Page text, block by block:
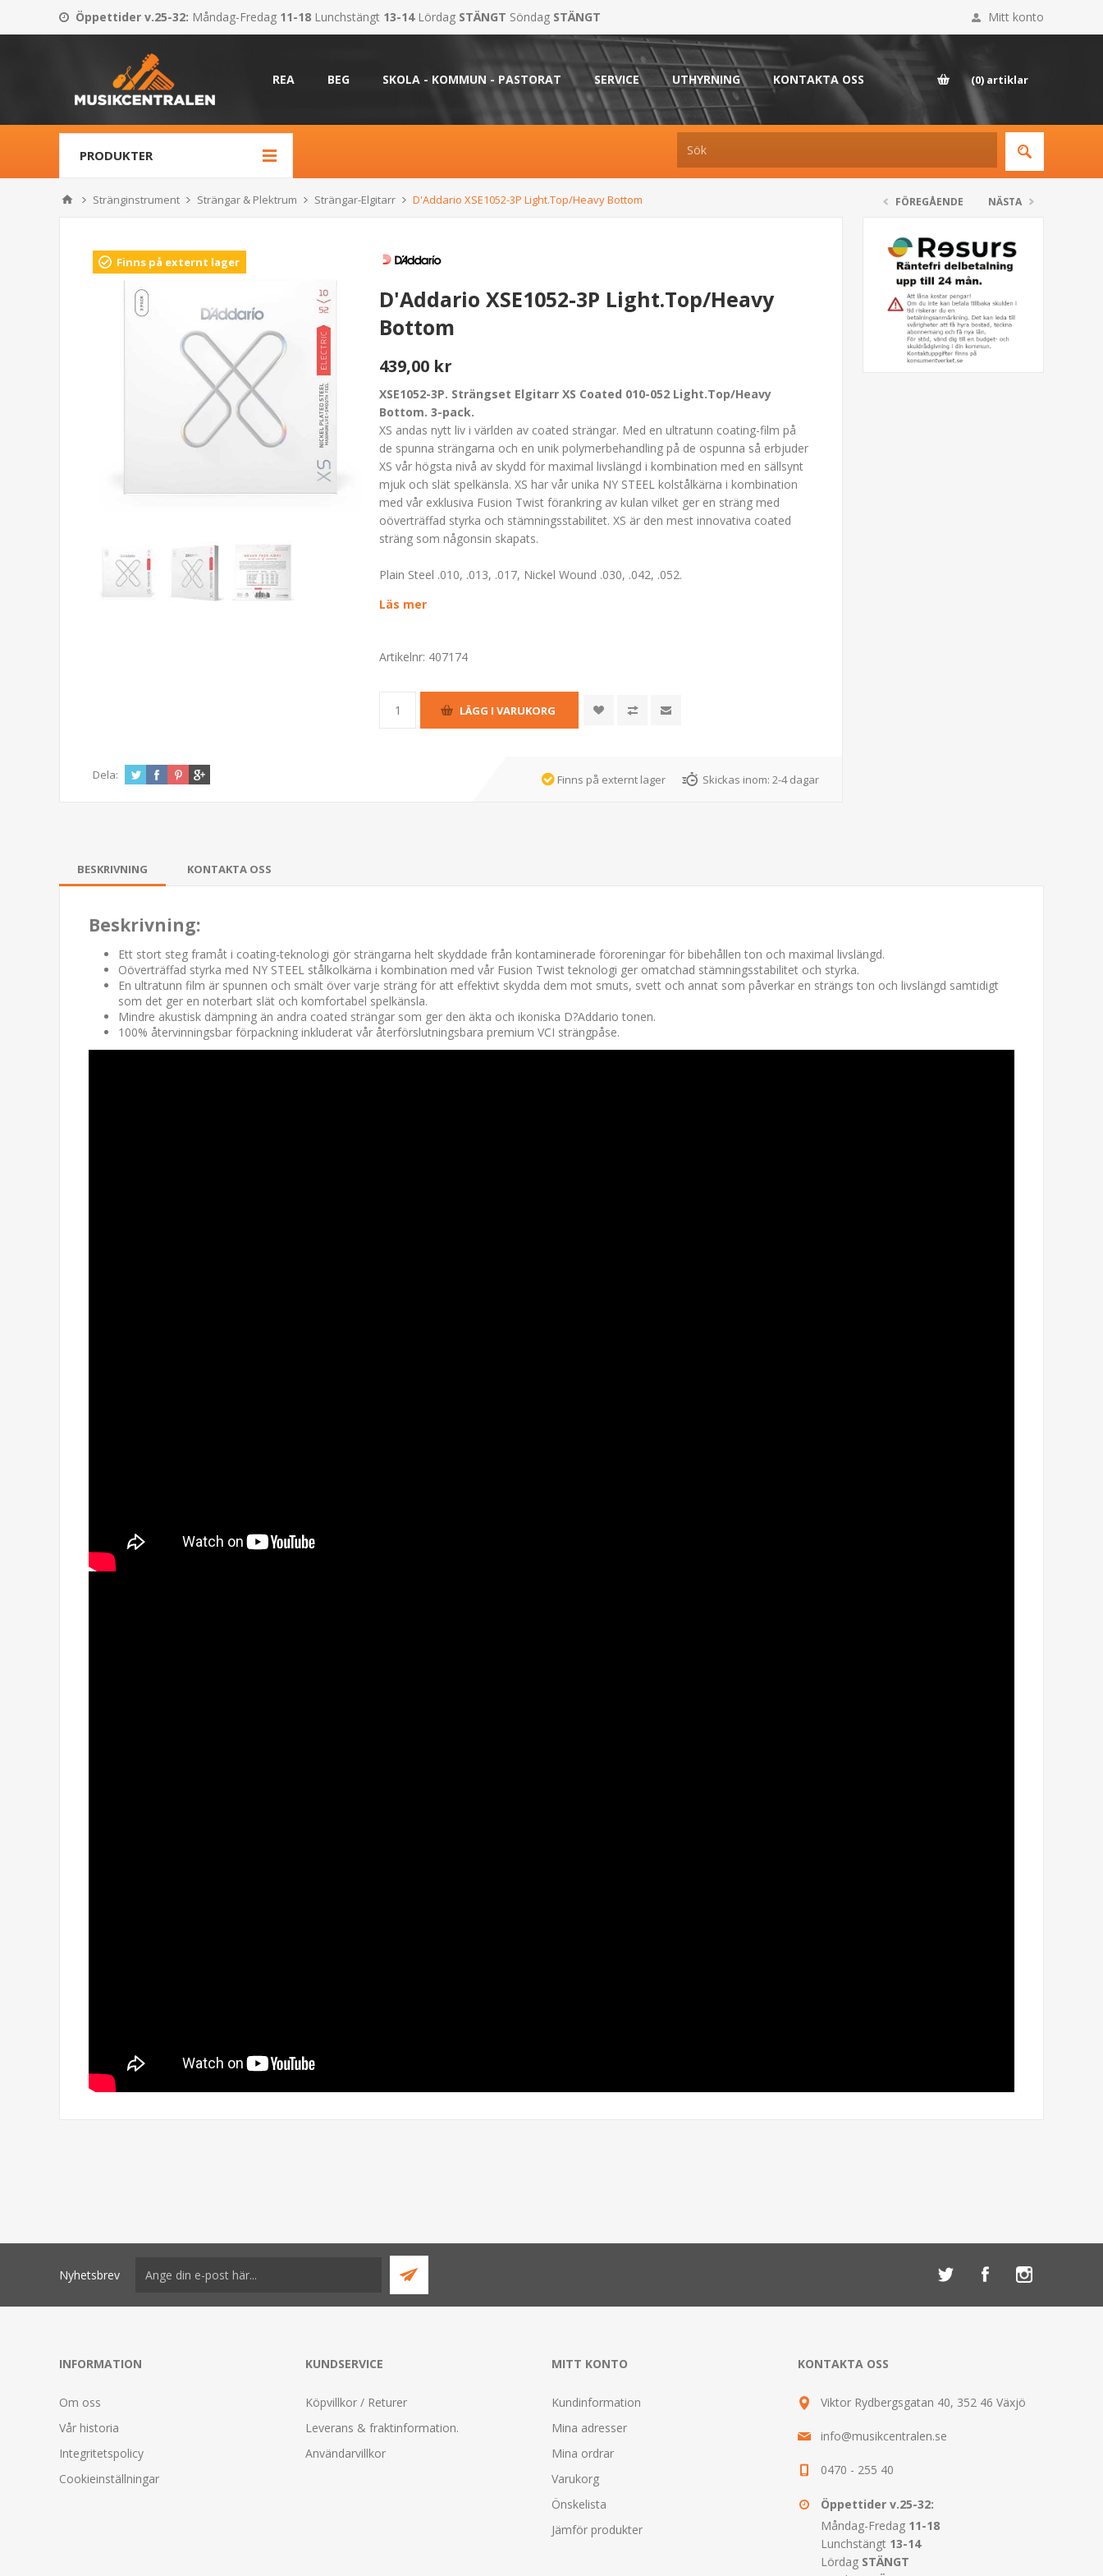
Öppettider v.25-32: Måndag-Fredag 11-18 Lunchstängt 13-14 Lördag STÄNGT Söndag STÄNGT Mitt konto
REA BEG SKOLA - KOMMUN - PASTORAT SERVICE UTHYRNING KONTAKTA OSS (0) artiklar
PRODUKTER
Stränginstrument Strängar & Plektrum Strängar-Elgitarr D'Addario XSE1052-3P Light.Top/Heavy Bottom FÖREGÅENDE NÄSTA
Finns på externt lager
D'Addario XSE1052-3P Light.Top/Heavy
Bottom
439,00 kr
XSE1052-3P. Strängset Elgitarr XS Coated 010-052 Light.Top/Heavy
Bottom. 3-pack.
XS andas nytt liv i världen av coated strängar. Med en ultratunn coating-film på
de spunna strängarna och en unik polymerbehandling på de ospunna så erbjuder
XS vår högsta nivå av skydd för maximal livslängd i kombination med en sällsynt
mjuk och slät spelkänsla. XS har vår unika NY STEEL kolstålkärna i kombination
med vår exklusiva Fusion Twist förankring av kulan vilket ger en sträng med
oöverträffad styrka och stämningsstabilitet. XS är den mest innovativa coated
sträng som någonsin skapats.
Plain Steel .010, .013, .017, Nickel Wound .030, .042, .052.
Läs mer
Artikelnr: 407174
Dela: Finns på externt lager Skickas inom: 2-4 dagar
BESKRIVNING KONTAKTA OSS
Beskrivning:
Ett stort steg framåt i coating-teknologi gör strängarna helt skyddade från kontaminerade föroreningar för bibehållen ton och maximal livslängd.
Oöverträffad styrka med NY STEEL stålkolkärna i kombination med vår Fusion Twist teknologi ger omatchad stämningsstabilitet och styrka.
En ultratunn film är spunnen och smält över varje sträng för att effektivt skydda dem mot smuts, svett och annat som påverkar en strängs ton och livslängd samtidigt
som det ger en noterbart slät och komfortabel spelkänsla.
Mindre akustisk dämpning än andra coated strängar som ger den äkta och ikoniska D?Addario tonen.
100% återvinningsbar förpackning inkluderat vår återförslutningsbara premium VCI strängpåse.
Nyhetsbrev
INFORMATION
Om oss
Vår historia
Integritetspolicy
Cookieinställningar
KUNDSERVICE
Köpvillkor / Returer
Leverans & fraktinformation.
Användarvillkor
MITT KONTO
Kundinformation
Mina adresser
Mina ordrar
Varukorg
Önskelista
Jämför produkter
KONTAKTA OSS
Viktor Rydbergsgatan 40, 352 46 Växjö
info@musikcentralen.se
0470 - 255 40
Öppettider v.25-32:
Måndag-Fredag 11-18
Lunchstängt 13-14
Lördag STÄNGT